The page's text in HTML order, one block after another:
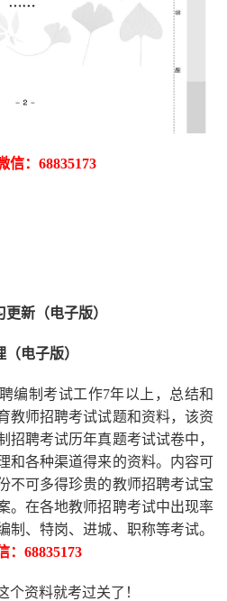
信： 68835173
新（电子版）
电子版）
编制考试工作7年以上，总结和
教师招聘考试试题和资料，该资
招聘考试历年真题考试试卷中，
和各种渠道得来的资料。内容可
不可多得珍贵的教师招聘考试宝
。在各地教师招聘考试中出现率
制、特岗、进城、职称等考试。
： 68835173
资料就考过关了！